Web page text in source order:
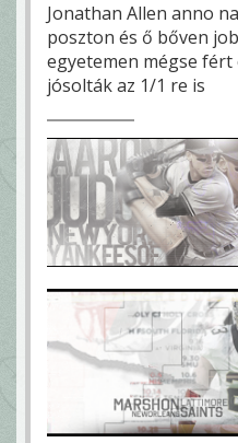
Jonathan Allen anno
poszton és ő bőven
egyetemen mégse
jósolták az 1/1 re is